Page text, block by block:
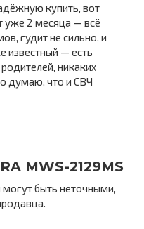
купить, вот
уже 2 месяца — всё
гудит не сильно, и
известный — есть
никаких
думаю, что и СВЧ
MWS-2129MS
могут быть неточными,